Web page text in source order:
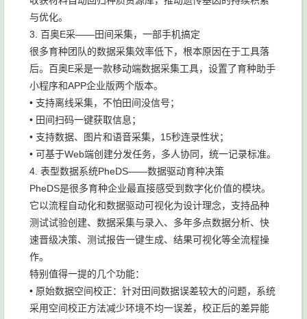
与优化。
3. 百奥E采——田间采集，一部手机搞定
很多育种团队的数据采集效率低下，根本原因在于工具落
后。百奥E采是一款移动端数据采集工具，设置了育种助手
小程序和APP企业版两个版本。
• 支持离线采集，不怕田间没信号；
• 田间扫码一键获取信息；
• 支持数据、图片和语音采集，15秒连录性状；
• 可基于Web端创建分发任务，多人协同，统一记录标准。
4. 表型数据系统PheDS——数据驱动育种决策
PheDS是很多育种企业最直接感受到数字化价值的模块。
它以流程自动化和数据驱动可视化为设计理念，支持品种
测试试验创建、数据采集与录入、多年多点数据分析、快
速晋级决策、测试报告一键生成、结果可视化等全流程操
作。
特别值得一提的几个功能：
• 原始数据空间校正：针对田间数据误差较大的问题，系统
采用空间校正方法减少环境不均一误差，校正后的差异能